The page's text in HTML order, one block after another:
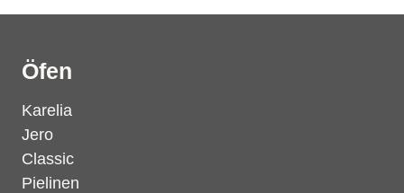
Öfen
Karelia
Jero
Classic
Pielinen